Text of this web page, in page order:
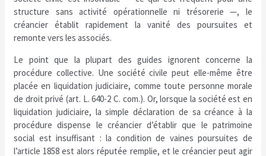
structure sans activité opérationnelle ni trésorerie —, le
créancier établit rapidement la vanité des poursuites et
remonte vers les associés.
Le point que la plupart des guides ignorent concerne la
procédure collective. Une société civile peut elle-même être
placée en liquidation judiciaire, comme toute personne morale
de droit privé (art. L. 640-2 C. com.). Or, lorsque la société est en
liquidation judiciaire, la simple déclaration de sa créance à la
procédure dispense le créancier d’établir que le patrimoine
social est insuffisant : la condition de vaines poursuites de
l’article 1858 est alors réputée remplie, et le créancier peut agir